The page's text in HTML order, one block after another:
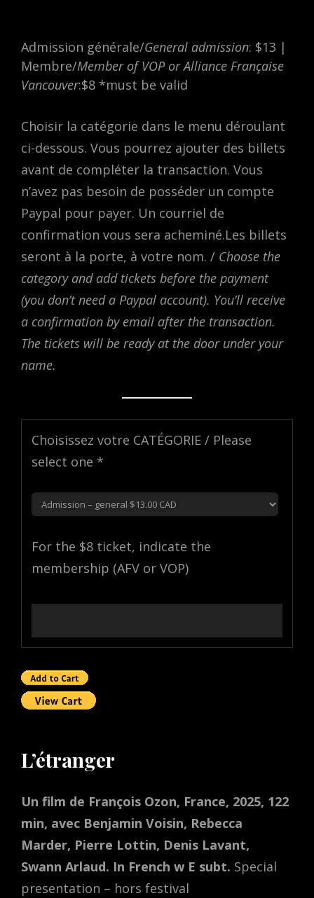
Admission générale/General admission: $13 |
Membre/Member of VOP or Alliance Française
Vancouver:$8 *must be valid
Choisir la catégorie dans le menu déroulant
ci-dessous. Vous pourrez ajouter des billets
avant de compléter la transaction. Vous
n’avez pas besoin de posséder un compte
Paypal pour payer. Un courriel de
confirmation vous sera acheminé.Les billets
seront à la porte, à votre nom. / Choose the
category and add tickets before the payment
(you don’t need a Paypal account). You’ll receive
a confirmation by email after the transaction.
The tickets will be ready at the door under your
name.
Choisissez votre CATÉGORIE / Please
select one *
For the $8 ticket, indicate the
membership (AFV or VOP)
L’étranger
Un film de François Ozon, France, 2025, 122
min, avec Benjamin Voisin, Rebecca
Marder, Pierre Lottin, Denis Lavant,
Swann Arlaud. In French w E subt. Special
presentation – hors festival